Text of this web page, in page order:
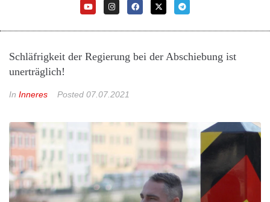
Schläfrigkeit der Regierung bei der Abschiebung ist
unerträglich!
In Inneres Posted 07.07.2021